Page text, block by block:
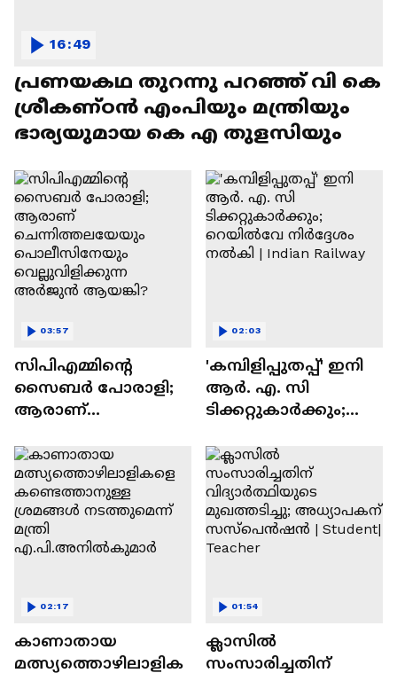
പ്രണയകഥ തുറന്നു പറഞ്ഞ് വി കെ
ശ്രീകണ്ഠൻ എംപിയും മന്ത്രിയും
ഭാര്യയുമായ കെ എ തുളസിയും
16:49
സിപിഎമ്മിന്റെ
സൈബർ പോരാളി;
ആരാണ്
പൊലീസിനേയും
വെല്ലുവിളിക്കുന്ന
അര്‍ജുന്‍ ആയങ്കി?
03:57
'കമ്പിളിപ്പുതപ്പ്' ഇനി
ആർ. എ. സി
ടിക്കറ്റുകാർക്കും;
നൽകി | Indian
Railway
02:03
കാണാതായ
മത്സ്യത്തൊഴിലാളിക
02:17
ക്ലാസിൽ
സംസാരിച്ചതിന്
01:54